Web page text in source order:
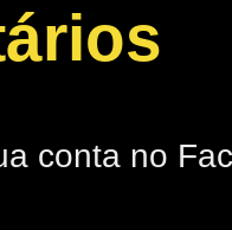
conta no